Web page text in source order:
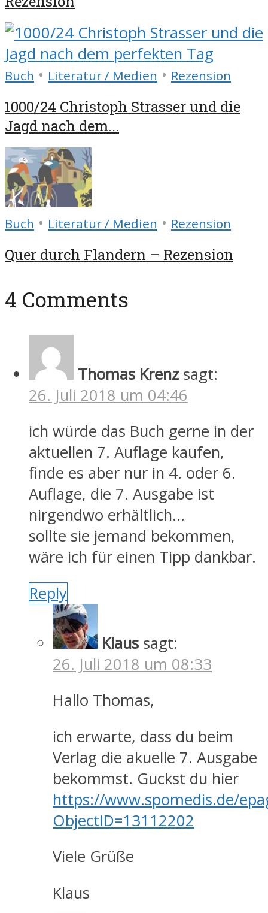
Buch • Literatur / Medien • Rezension
1000/24 Christoph Strasser und die
Jagd nach dem...
Buch • Literatur / Medien • Rezension
Quer durch Flandern – Rezension
4 Comments
Thomas Krenz sagt:
26. Juli 2018 um 04:46
ich würde das Buch gerne in der
aktuellen 7. Auflage kaufen,
finde es aber nur in 4. oder 6.
Auflage, die 7. Ausgabe ist
nirgendwo erhältlich…
sollte sie jemand bekommen,
wäre ich für einen Tipp dankbar.
Reply
Klaus sagt:
26. Juli 2018 um 08:33
Hallo Thomas,
ich erwarte, dass du beim
Verlag die akuelle 7. Ausgabe
bekommst. Guckst du hier
https://www.spomedis.de/
ObjectID=13112202
Viele Grüße
Klaus